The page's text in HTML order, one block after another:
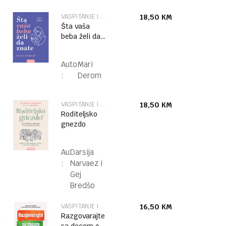
VASPITANJE I PSIHOLOGIJA
Šta vaša
beba želi da
Autor
:
Mari
Derom
18,50 KM
VASPITANJE I PSIHOLOGIJA
Roditeljsko
gnezdo
Autor
:
Darsija
Narvaez i
Gej
Bredšo
18,50 KM
VASPITANJE I PSIHOLOGIJA
Razgovarajte
16,50 KM